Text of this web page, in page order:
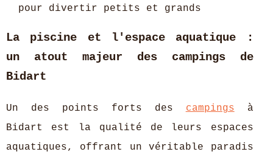
pour divertir petits et grands
La piscine et l'espace aquatique :
un atout majeur des campings de
Bidart
Un des points forts des campings à
Bidart est la qualité de leurs espaces
aquatiques, offrant un véritable paradis